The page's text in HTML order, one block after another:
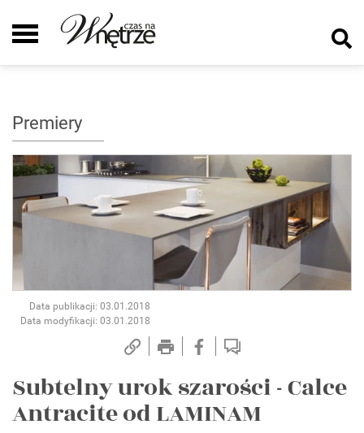
Premiery
Data publikacji: 03.01.2018
Data modyfikacji: 03.01.2018
Subtelny urok szarości - Calce
Antracite od LAMINAM